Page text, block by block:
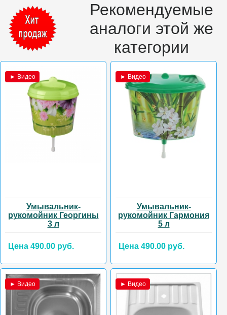
Рекомендуемые
аналоги этой же
категории
► Видео
Умывальник-
рукомойник Георгины
3 л
Цена 490.00 руб.
► Видео
Умывальник-
рукомойник Гармония
5 л
Цена 490.00 руб.
► Видео ► Видео